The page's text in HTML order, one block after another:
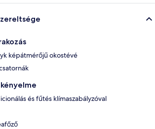
képátmérőjű okostévé
és fűtés klímaszabályzóval